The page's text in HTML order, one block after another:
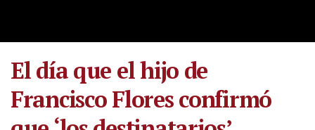
El día que el hijo de
Francisco Flores confirmó